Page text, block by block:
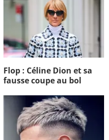
Flop : Céline Dion et sa
fausse coupe au bol